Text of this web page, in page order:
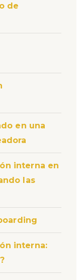
de
en una
interna en
las
interna: